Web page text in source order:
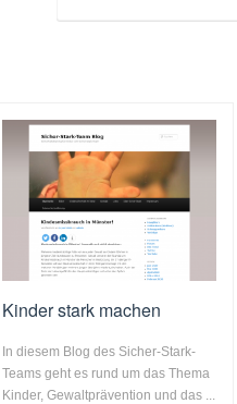
Kinder stark machen
In diesem Blog des Sicher-Stark-
Teams geht es rund um das Thema
Kinder, Gewaltprävention und das ...